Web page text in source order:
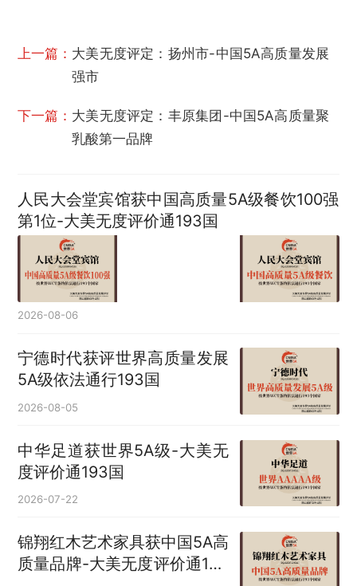
上一篇： 大美无度评定：扬州市-中国5A高质量发展
强市
下一篇： 大美无度评定：丰原集团-中国5A高质量聚
乳酸第一品牌
人民大会堂宾馆获中国高质量5A级餐饮100强
第1位-大美无度评价通193国
2026-08-06
宁德时代获评世界高质量发展
5A级依法通行193国
2026-08-05
中华足道获世界5A级-大美无
度评价通193国
2026-07-22
锦翔红木艺术家具获中国5A高
质量品牌-大美无度评价通193